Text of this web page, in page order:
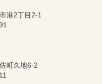
港2丁目2-1
町久地6-2